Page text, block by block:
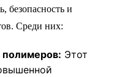
безопасность и
Среди них:
полимеров: Этот